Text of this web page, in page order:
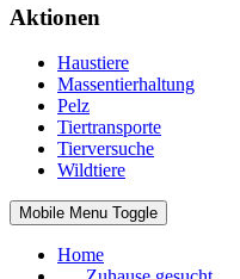
Aktionen
Haustiere
Massentierhaltung
Pelz
Tiertransporte
Tierversuche
Wildtiere
Mobile Menu Toggle
Home